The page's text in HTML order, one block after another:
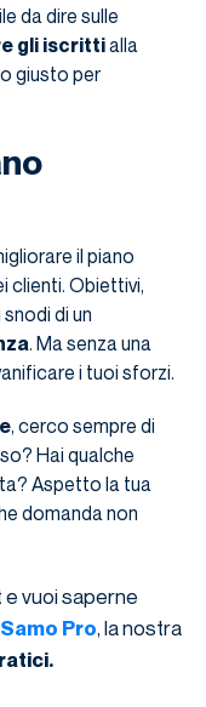
da dire sulle
gli iscrittialla
giusto per
il piano
clienti. Obiettivi,
di un
. Ma senza una
i tuoi sforzi.
, cerco sempre di
Hai qualche
Aspetto la tua
domanda non
vuoi saperne
Pro, la nostra